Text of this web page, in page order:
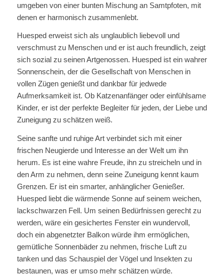
umgeben von einer bunten Mischung an Samtpfoten, mit
denen er harmonisch zusammenlebt.
Huesped erweist sich als unglaublich liebevoll und
verschmust zu Menschen und er ist auch freundlich, zeigt
sich sozial zu seinen Artgenossen. Huesped ist ein wahrer
Sonnenschein, der die Gesellschaft von Menschen in
vollen Zügen genießt und dankbar für jedwede
Aufmerksamkeit ist. Ob Katzenanfänger oder einfühlsame
Kinder, er ist der perfekte Begleiter für jeden, der Liebe und
Zuneigung zu schätzen weiß.
Seine sanfte und ruhige Art verbindet sich mit einer
frischen Neugierde und Interesse an der Welt um ihn
herum. Es ist eine wahre Freude, ihn zu streicheln und in
den Arm zu nehmen, denn seine Zuneigung kennt kaum
Grenzen. Er ist ein smarter, anhänglicher Genießer.
Huesped liebt die wärmende Sonne auf seinem weichen,
lackschwarzen Fell. Um seinen Bedürfnissen gerecht zu
werden, wäre ein gesichertes Fenster ein wundervoll,
doch ein abgenetzter Balkon würde ihm ermöglichen,
gemütliche Sonnenbäder zu nehmen, frische Luft zu
tanken und das Schauspiel der Vögel und Insekten zu
bestaunen, was er umso mehr schätzen würde.